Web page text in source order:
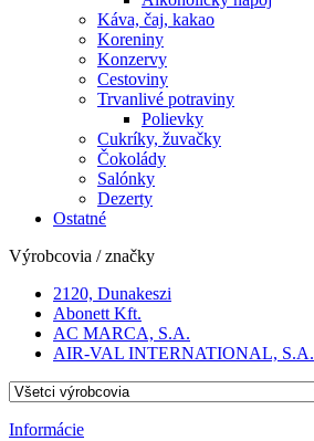
Káva, čaj, kakao
Koreniny
Konzervy
Cestoviny
Trvanlivé potraviny
Polievky
Cukríky, žuvačky
Čokolády
Salónky
Dezerty
Ostatné
Výrobcovia / značky
2120, Dunakeszi
Abonett Kft.
AC MARCA, S.A.
AIR-VAL INTERNATIONAL, S.A.
Informácie